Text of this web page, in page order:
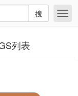
搜
列表